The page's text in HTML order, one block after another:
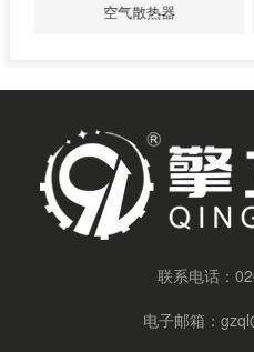
空气散热器
联系电话：
电子邮箱：